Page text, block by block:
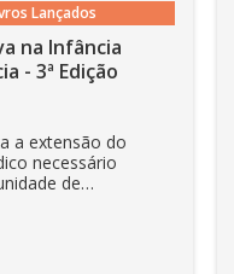
Lançados
na Infância
e na Adolescência - 3ª Edição
a extensão do
necessário
de